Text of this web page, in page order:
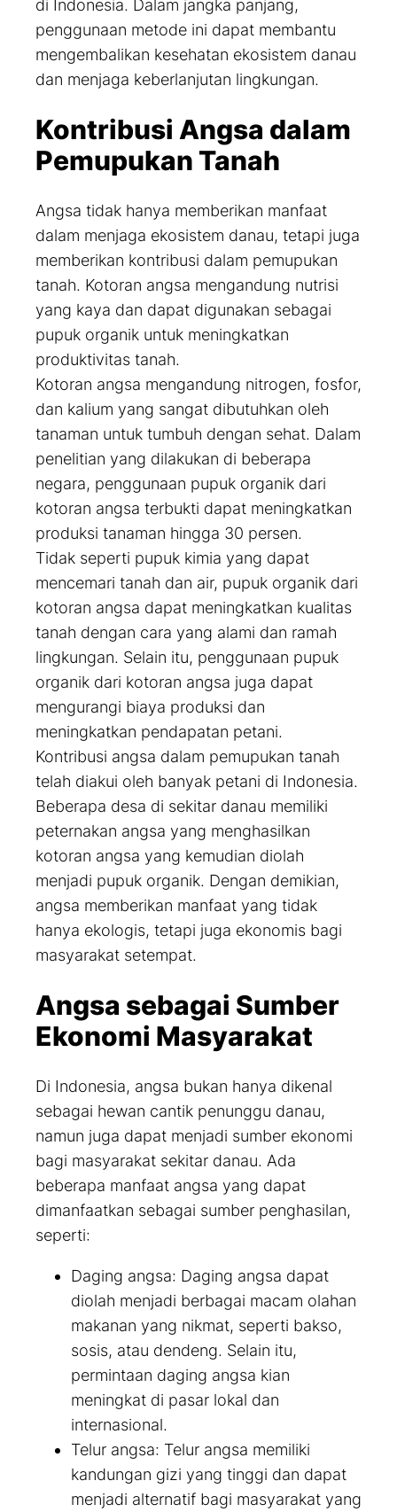
di Indonesia. Dalam jangka panjang,
penggunaan metode ini dapat membantu
mengembalikan kesehatan ekosistem danau
dan menjaga keberlanjutan lingkungan.
Kontribusi Angsa dalam
Pemupukan Tanah
Angsa tidak hanya memberikan manfaat
dalam menjaga ekosistem danau, tetapi juga
memberikan kontribusi dalam pemupukan
tanah. Kotoran angsa mengandung nutrisi
yang kaya dan dapat digunakan sebagai
pupuk organik untuk meningkatkan
produktivitas tanah.
Kotoran angsa mengandung nitrogen, fosfor,
dan kalium yang sangat dibutuhkan oleh
tanaman untuk tumbuh dengan sehat. Dalam
penelitian yang dilakukan di beberapa
negara, penggunaan pupuk organik dari
kotoran angsa terbukti dapat meningkatkan
produksi tanaman hingga 30 persen.
Tidak seperti pupuk kimia yang dapat
mencemari tanah dan air, pupuk organik dari
kotoran angsa dapat meningkatkan kualitas
tanah dengan cara yang alami dan ramah
lingkungan. Selain itu, penggunaan pupuk
organik dari kotoran angsa juga dapat
mengurangi biaya produksi dan
meningkatkan pendapatan petani.
Kontribusi angsa dalam pemupukan tanah
telah diakui oleh banyak petani di Indonesia.
Beberapa desa di sekitar danau memiliki
peternakan angsa yang menghasilkan
kotoran angsa yang kemudian diolah
menjadi pupuk organik. Dengan demikian,
angsa memberikan manfaat yang tidak
hanya ekologis, tetapi juga ekonomis bagi
masyarakat setempat.
Angsa sebagai Sumber
Ekonomi Masyarakat
Di Indonesia, angsa bukan hanya dikenal
sebagai hewan cantik penunggu danau,
namun juga dapat menjadi sumber ekonomi
bagi masyarakat sekitar danau. Ada
beberapa manfaat angsa yang dapat
dimanfaatkan sebagai sumber penghasilan,
seperti:
Daging angsa: Daging angsa dapat
diolah menjadi berbagai macam olahan
makanan yang nikmat, seperti bakso,
sosis, atau dendeng. Selain itu,
permintaan daging angsa kian
meningkat di pasar lokal dan
internasional.
Telur angsa: Telur angsa memiliki
kandungan gizi yang tinggi dan dapat
menjadi alternatif bagi masyarakat yang